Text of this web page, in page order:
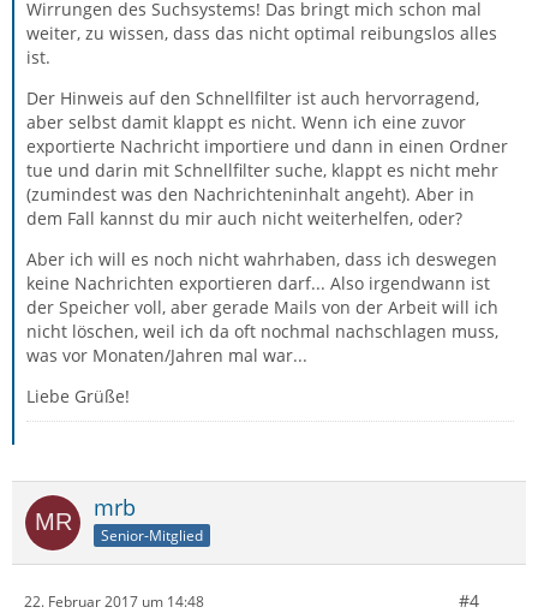
Wirrungen des Suchsystems! Das bringt mich schon mal
weiter, zu wissen, dass das nicht optimal reibungslos alles
ist.
Der Hinweis auf den Schnellfilter ist auch hervorragend,
aber selbst damit klappt es nicht. Wenn ich eine zuvor
exportierte Nachricht importiere und dann in einen Ordner
tue und darin mit Schnellfilter suche, klappt es nicht mehr
(zumindest was den Nachrichteninhalt angeht). Aber in
dem Fall kannst du mir auch nicht weiterhelfen, oder?
Aber ich will es noch nicht wahrhaben, dass ich deswegen
keine Nachrichten exportieren darf... Also irgendwann ist
der Speicher voll, aber gerade Mails von der Arbeit will ich
nicht löschen, weil ich da oft nochmal nachschlagen muss,
was vor Monaten/Jahren mal war...
Liebe Grüße!
mrb
Senior-Mitglied
22. Februar 2017 um 14:48 #4